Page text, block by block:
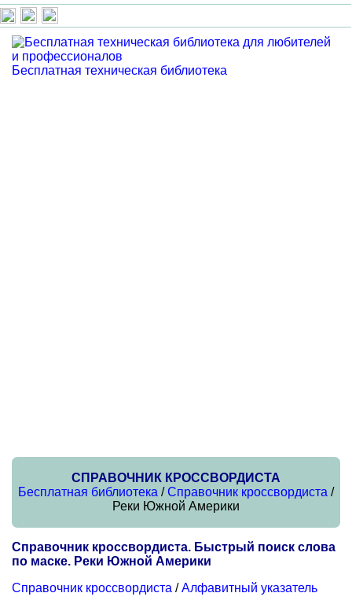
Бесплатная техническая библиотека
СПРАВОЧНИК КРОССВОРДИСТА
Бесплатная библиотека /Справочник кроссвордиста /
Реки Южной Америки
Справочник кроссвордиста. Быстрый поиск слова
по маске. Реки Южной Америки
Справочник кроссвордиста /Алфавитный указатель